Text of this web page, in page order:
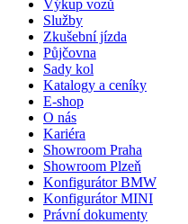
Výkup vozů
Služby
Zkušební jízda
Půjčovna
Sady kol
Katalogy a ceníky
E-shop
O nás
Kariéra
Showroom Praha
Showroom Plzeň
Konfigurátor BMW
Konfigurátor MINI
Právní dokumenty